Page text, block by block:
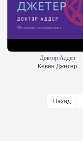
Доктор Аддер
Кевин Джетер
Назад